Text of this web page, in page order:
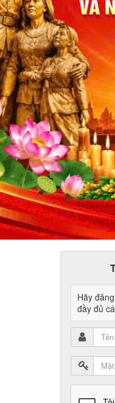
Hãy
đầy đủ